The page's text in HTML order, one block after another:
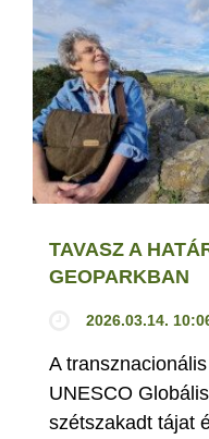
TAVASZ A
GEOPARKBAN
2026.03.14.
A
UNESCO
szétszakadt tájat